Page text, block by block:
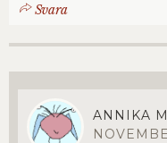
Svara
ANNIKA